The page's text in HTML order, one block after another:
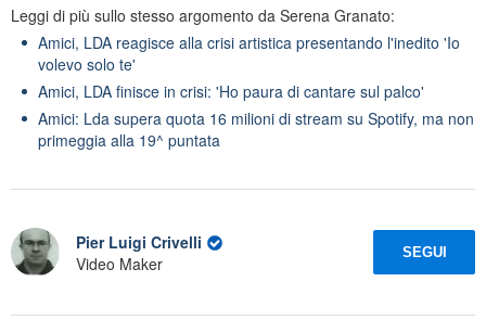
Leggi di più sullo stesso argomento da Serena Granato:
Amici, LDA reagisce alla crisi artistica presentando l'inedito 'Io
volevo solo te'
Amici, LDA finisce in crisi: 'Ho paura di cantare sul palco'
Amici: Lda supera quota 16 milioni di stream su Spotify, ma non
primeggia alla 19^ puntata
Pier Luigi Crivelli
Video Maker
SEGUI